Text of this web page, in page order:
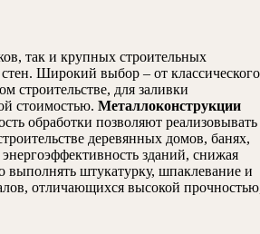
так и крупных строительных
Широкий выбор – от классического
строительстве, для заливки
стоимостью. Металлоконструкции
обработки позволяют реализовывать
деревянных домов, банях,
зданий, снижая
выполнять штукатурку, шпаклевание и
отличающихся высокой